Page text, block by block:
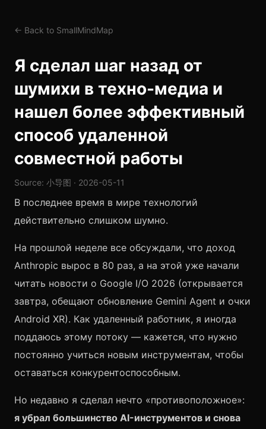
← Back to SmallMindMap
Я сделал шаг назад от
шумихи в техно-медиа и
нашел более эффективный
способ удаленной
совместной работы
Source: 小导图 · 2026-05-11
В последнее время в мире технологий
действительно слишком шумно.
На прошлой неделе все обсуждали, что доход
Anthropic вырос в 80 раз, а на этой уже начали
читать новости о Google I/O 2026 (открывается
завтра, обещают обновление Gemini Agent и очки
Android XR). Как удаленный работник, я иногда
поддаюсь этому потоку — кажется, что нужно
постоянно учиться новым инструментам, чтобы
оставаться конкурентоспособным.
Но недавно я сделал нечто «противоположное»:
я убрал большинство AI-инструментов и снова